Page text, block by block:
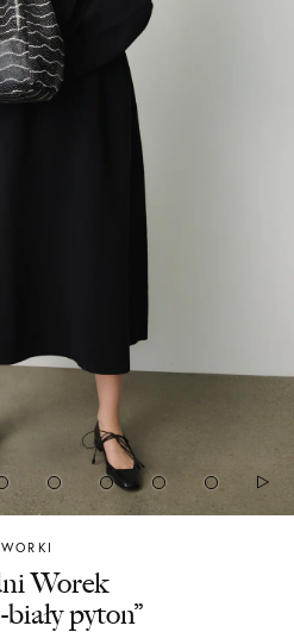
WORKI
Worek
pyton”